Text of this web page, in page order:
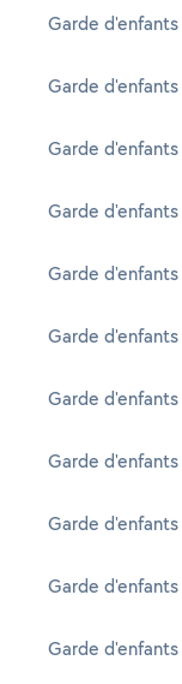
Garde d'enfants
Garde
Garde
Garde
Garde
Garde
Garde
Garde d'enfants
Garde
Garde d'enfants
Garde